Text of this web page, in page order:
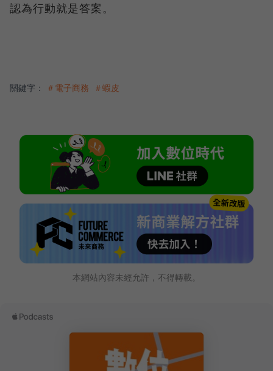
認為行動就是答案。
關鍵字： ＃電子商務 ＃蝦皮
本網站內容未經允許，不得轉載。